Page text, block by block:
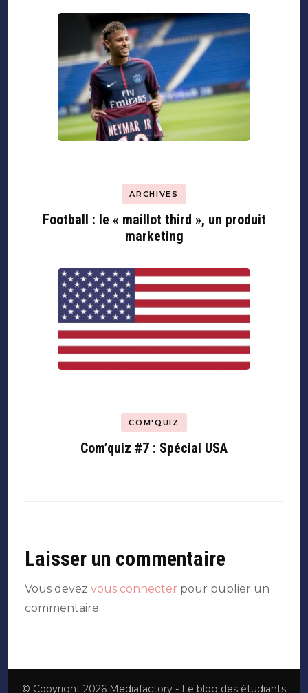
ARCHIVES
Football : le « maillot third », un produit
marketing
COM'QUIZ
Com’quiz #7 : Spécial USA
Laisser un commentaire
Vous devezvous connecter pour publier un
commentaire.
© Copyright 2026 Mediafactory - Le blog des étudiants